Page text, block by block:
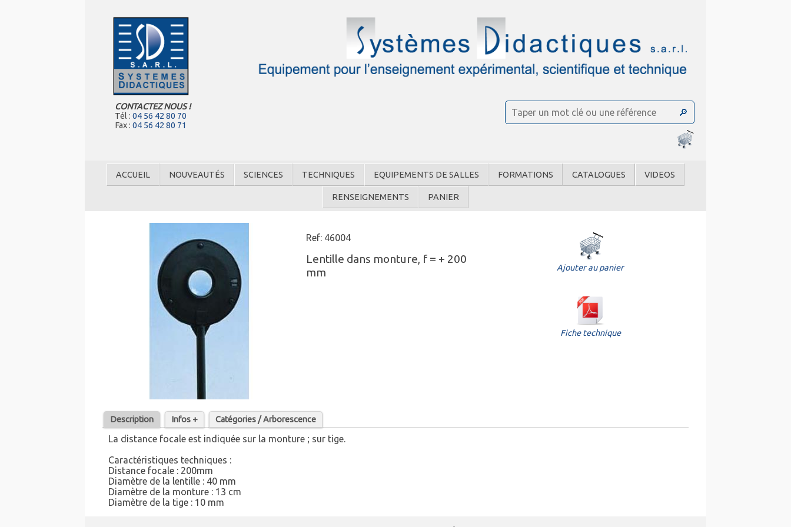
CONTACTEZ NOUS !
Tél : 04 56 42 80 70
Fax : 04 56 42 80 71
ACCUEIL NOUVEAUTÉS SCIENCES TECHNIQUES EQUIPEMENTS DE SALLES FORMATIONS CATALOGUES VIDEOS
RENSEIGNEMENTS PANIER
Ref: 46004
Lentille dans monture, f = + 200
mm
Ajouter au panier
Fiche technique
Description Infos + Catégories / Arborescence
La distance focale est indiquée sur la monture ; sur tige.
Caractéristiques techniques :
Distance focale : 200mm
Diamètre de la lentille : 40 mm
Diamètre de la monture : 13 cm
Diamètre de la tige : 10 mm